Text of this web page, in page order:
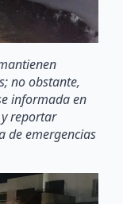
no obstante,
informada en
reportar
emergencias